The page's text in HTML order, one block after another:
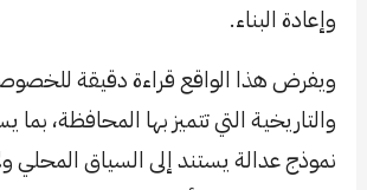
وإعادة البناء.
ويفرض هذا الواقع قراءة دقيقة
والتاريخية التي تتميز بها المحافظة،
نموذج عدالة يستند إلى السياق المحلي